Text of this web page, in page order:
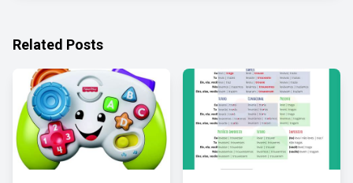
Related Posts